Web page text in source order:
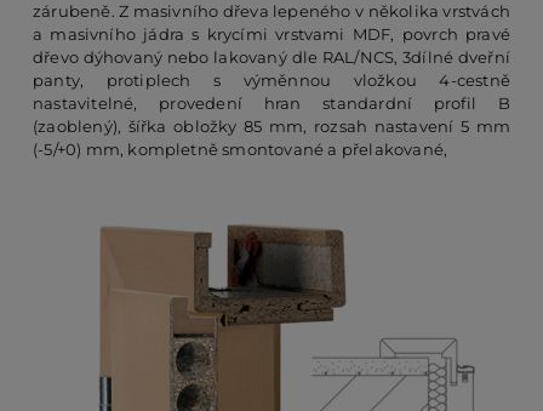
zárubeně. Z masivního dřeva lepeného v několika vrstvách
a masivního jádra s krycími vrstvami MDF, povrch pravé
dřevo dýhovaný nebo lakovaný dle RAL/NCS, 3dílné dveřní
panty, protiplech s výměnnou vložkou 4-cestně
nastavitelné, provedení hran standardní profil B
(zaoblený), šířka obložky 85 mm, rozsah nastavení 5 mm
(-5/+0) mm, kompletně smontované a přelakované,